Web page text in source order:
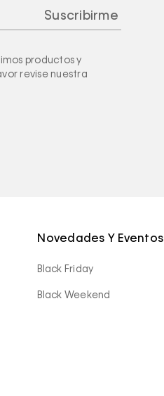
productos y
revise nuestra
Novedades Y Eventos
Black Friday
Black Weekend